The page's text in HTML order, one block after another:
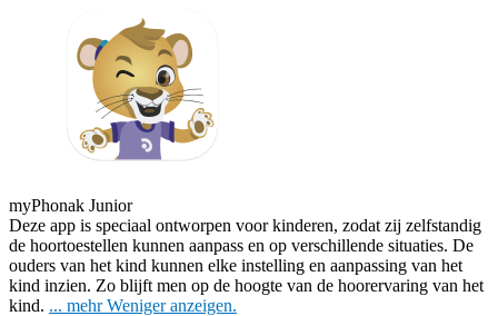
myPhonak Junior
Deze app is speciaal ontworpen voor kinderen, zodat zij zelfstandig
de hoortoestellen kunnen aanpass en op verschillende situaties. De
ouders van het kind kunnen elke instelling en aanpassing van het
kind inzien. Zo blijft men op de hoogte van de hoorervaring van het
kind. ... mehr Weniger anzeigen.